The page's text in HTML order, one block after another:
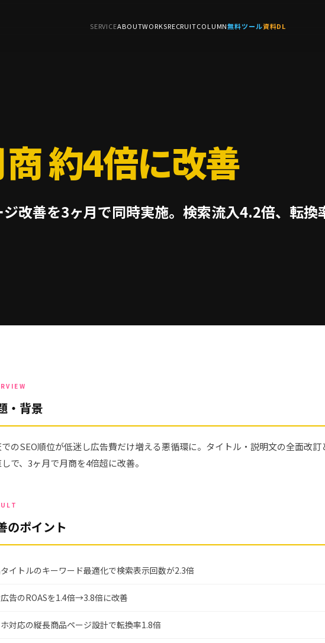
SERVICEABOUTWORKSRECRUITCOLUMN無料ツール資料DL
約4倍に改善
改善を3ヶ月で同時実施。検索流入4.2倍、転換
・背景
のSEO順位が低迷し広告費だけ増える悪循環に。タイトル・説明文の全面改訂
しで、3ヶ月で月商を4倍超に改善。
のポイント
イトルのキーワード最適化で検索表示回数が2.3倍
告のROASを1.4倍→3.8倍に改善
対応の縦長商品ページ設計で転換率1.8倍